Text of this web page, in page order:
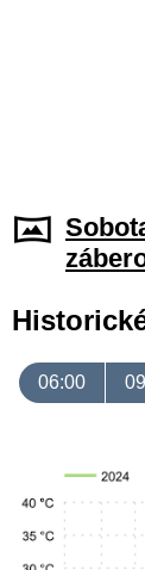
06:00